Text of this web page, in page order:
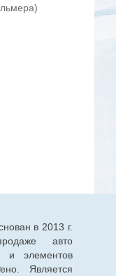
в 2013 г.
авто
и элементов
Является